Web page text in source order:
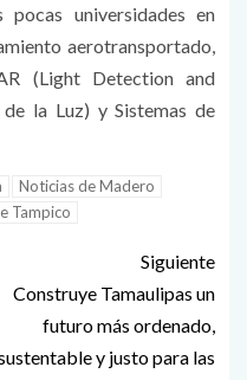
universidades en
aerotransportado,
(Light Detection and
la Luz) y Sistemas de
Noticias de Madero
Tampico
Siguiente
Construye Tamaulipas un
futuro más ordenado,
y justo para las